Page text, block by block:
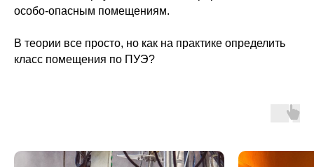
особо-опасным помещениям.
В теории все просто, но как на практике определить
класс помещения по ПУЭ?